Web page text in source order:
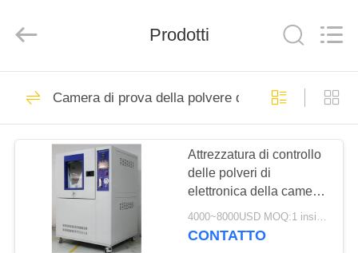
CASA
PRODOTTI
CIRCA
Technology
Rights
Camera di prova di
clima
Prodotti
Camera di prova della polvere della sabbia
Attrezzatura di controllo
delle polveri di
elettronica della camera
di prova della polvere
della sabbia di LIYI IP5X
4000~8000USD MOQ:1 insieme
CONTATTO